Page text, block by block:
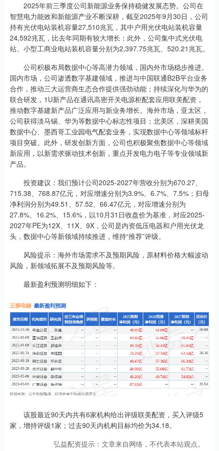
2025年前三季度公司新能源业务保持稳健发展态势。公司在
智慧电力能效和新能源产业不断深耕，截至2025年9月30日，公司
持有光伏电站装机容量27,510兆瓦，其中户用光伏电站装机容量
24,592兆瓦，比去年同期有较大增长；此外，公司集中式光伏电
站、小型工商业电站装机容量分别为2,397.75兆瓦、520.21兆瓦。
公司积极布局数据中心等高潜力领域，国内外市场稳步推进。
国内市场，公司渗透数字基建领域，推进与中国联通B2B平台业务
合作，推动三大运营商生态合作提供强劲动能；持续深化与华为的
联合研发，1U新产品在通讯高密开关电源柜配套应用联美配资，
推动数字基建新产品广泛应用与新业务增长。海外市场，亚太区，
公司获得淡马锡、华为等数据中心标志性项目；北美区，深耕美国
数据中心、墨西哥工业园电气配套业务，实现数据中心等领域标杆
项目突破。此外，研发创新方面，公司也积极聚焦数据中心等领域
新应用，以新需求驱动技术创新，重点开发电力电子等专业领域新
产品。
投资建议：我们预计公司2025-2027年营收分别为670.27、
715.38、768.87亿元，对应增速分别为3.9%、6.7%、7.5%；归母
净利润分别为49.51、57.52、66.47亿元，对应增速分别为
27.8%、16.2%、15.6%，以10月31日收盘价为基准，对应2025-
2027年PE为12X、11X、9X，公司是内资低压电器和户用光伏龙
头，数据中心等新领域持续推进，维持“推荐”评级。
风险提示：海外市场需求不及预期风险，原材料价格大幅波动
风险，新领域拓展不及预期风险等。
最新盈利预测明细如下：
该股最近90天内共有6家机构给出评级联美配资，买入评级5
家，增持评级1家；过去90天内机构目标均价为34.18。
弘益配资提示：文章来自网络，不代表本站观点。